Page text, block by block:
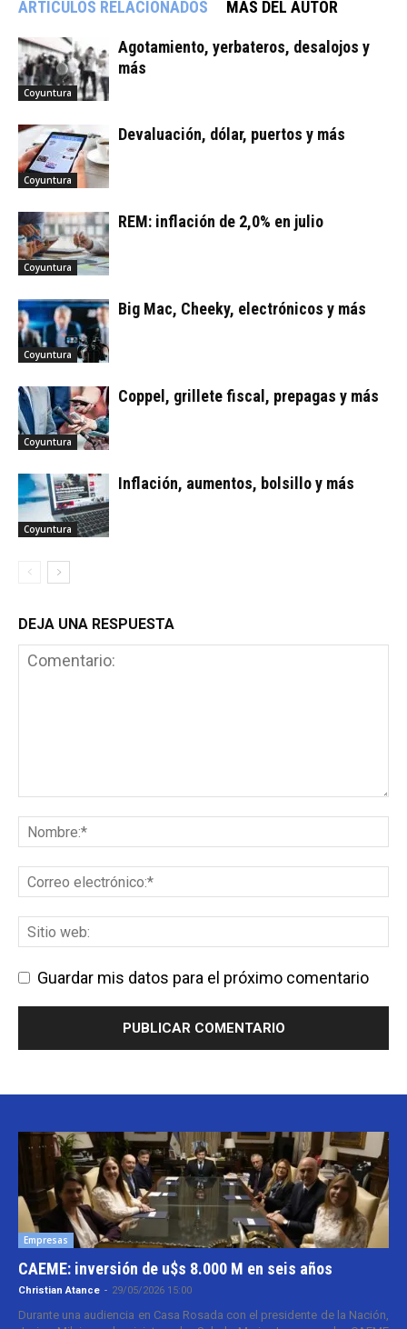
ARTÍCULOS RELACIONADOS MÁS DEL AUTOR
Coyuntura
Agotamiento, yerbateros, desalojos y
más
Coyuntura
Devaluación, dólar, puertos y más
Coyuntura
REM: inflación de 2,0% en julio
Coyuntura
Big Mac, Cheeky, electrónicos y más
Coyuntura
Coppel, grillete fiscal, prepagas y más
Coyuntura
Inflación, aumentos, bolsillo y más
DEJA UNA RESPUESTA
Guardar mis datos para el próximo comentario
Empresas
CAEME: inversión de u$s 8.000 M en seis años
Christian Atance - 29/05/2026 15:00
Durante una audiencia en Casa Rosada con el presidente de la Nación,